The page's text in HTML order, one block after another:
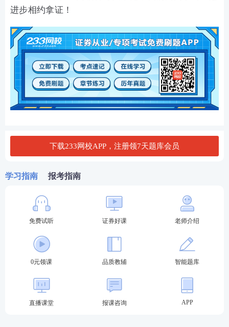
进步相约拿证！
下载233网校APP，注册领7天题库会员
学习指南 报考指南
免费试听 证券好课 老师介绍
0元领课 品质教辅 智能题库
直播课堂 报课咨询 APP